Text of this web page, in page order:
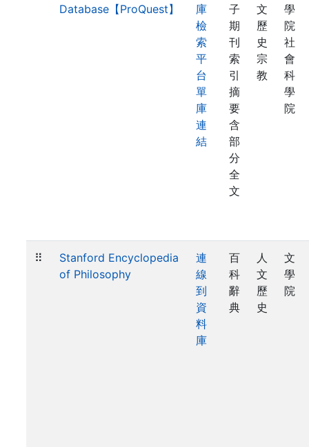
Database【ProQuest】
庫
檢
索
平
台
單
庫
連
結
子
期
刊
索
引
摘
要
含
部
分
全
文
文
歷
史
宗
教
學
院
社
會
科
學
院
⠿
Stanford Encyclopedia
of Philosophy
連
線
到
資
料
庫
百
科
辭
典
人
文
歷
史
文
學
院